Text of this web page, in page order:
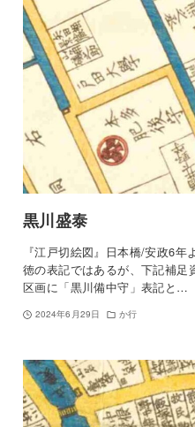
黒川盛泰
『江戸切絵図』日本橋/安政6
徳の表記ではあるが、下記補
区画に「黒川備中守」表記と…
2024年6月29日 か行